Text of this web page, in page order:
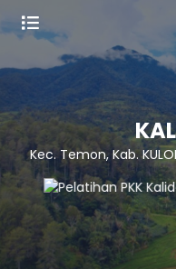
Kec. Temon, Kab.